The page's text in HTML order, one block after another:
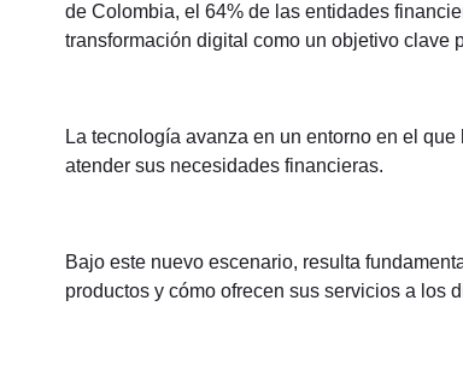
de Colombia, el 64% de las entidades
transformación digital como un objetivo clave
La tecnología avanza en un entorno en el
atender sus necesidades financieras.
Bajo este nuevo escenario, resulta
productos y cómo ofrecen sus servicios a los